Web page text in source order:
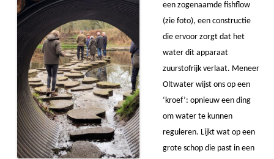
een zogenaamde fishflow
(zie foto), een constructie
die ervoor zorgt dat het
water dit apparaat
zuurstofrijk verlaat. Meneer
Oltwater wijst ons op een
‘kroef’: opnieuw een ding
om water te kunnen
reguleren. Lijkt wat op een
grote schop die past in een